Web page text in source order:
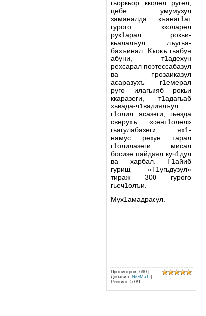
гьоркьор кколел ругел,
цебе умумузул
заманалда къанаг1ат
гурого кколарел
рук1арал рокьи-
кьалалъул лъугьа-
бахъинал. Къокъ гьабун
абуни, т1адехун
рехсарал поэтессабазул
ва прозаиказул
асаразухъ г1емерал
руго илагьияб рокьи
ккаразеги, т1адагьаб
хьвада-ч1вадиялъул
г1олил ясазеги, гьезда
сверухъ «сент1олел»
гьагулабазеги, ях1-
намус рехун тарал
г1олилазеги мисал
босизе пайдаял куч1дул
ва харбал. Г1айиб
гурищ «Т1угьдузул»
тираж 300 гурого
гьеч1олъи.
Мух1амадрасул.
Просмотров: 690 |
Добавил: NiGMaT
Рейтинг: 5.0/1